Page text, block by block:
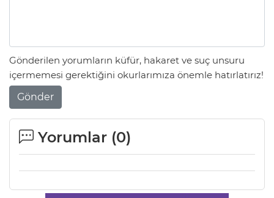
Gönderilen yorumların küfür, hakaret ve suç unsuru
içermemesi gerektiğini okurlarımıza önemle hatırlatırız!
Gönder
Yorumlar (0)